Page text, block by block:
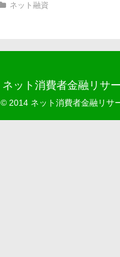
ネット融資
ネット消費者金融リサ
© 2014 ネット消費者金融リサ